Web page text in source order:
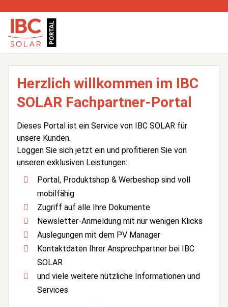
Herzlich willkommen im IBC
SOLAR Fachpartner-Portal
Dieses Portal ist ein Service von IBC SOLAR für
unsere Kunden.
Loggen Sie sich jetzt ein und profitieren Sie von
unseren exklusiven Leistungen:
Portal, Produktshop & Werbeshop sind voll
mobilfähig
Zugriff auf alle Ihre Dokumente
Newsletter-Anmeldung mit nur wenigen Klicks
Auslegungen mit dem PV Manager
Kontaktdaten Ihrer Ansprechpartner bei IBC
SOLAR
und viele weitere nützliche Informationen und
Services